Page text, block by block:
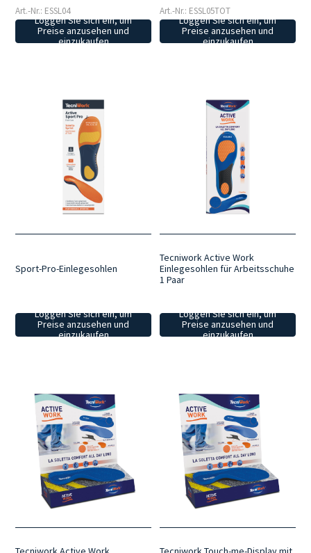
Art.-Nr.: ESSL04
Loggen Sie sich ein, um
Preise anzusehen und
einzukaufen
Art.-Nr.: ESSL05TOT
Loggen Sie sich ein, um
Preise anzusehen und
einzukaufen
Sport-Pro-Einlegesohlen
Loggen Sie sich ein, um
Preise anzusehen und
einzukaufen
Tecniwork Active Work
Einlegesohlen für Arbeitsschuhe
1 Paar
Loggen Sie sich ein, um
Preise anzusehen und
einzukaufen